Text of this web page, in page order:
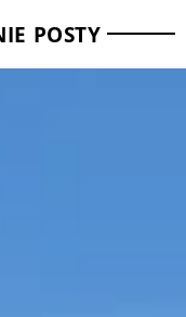
POSTY